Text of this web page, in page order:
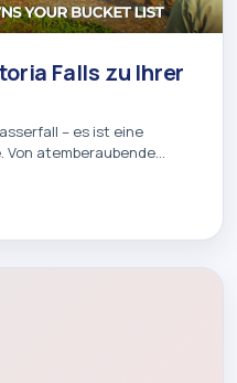
Falls zu Ihrer
– es ist eine
Von atemberaubende…